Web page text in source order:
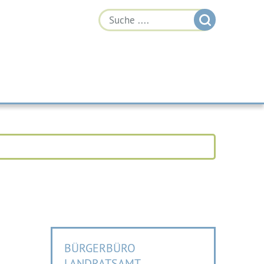
BÜRGERBÜRO